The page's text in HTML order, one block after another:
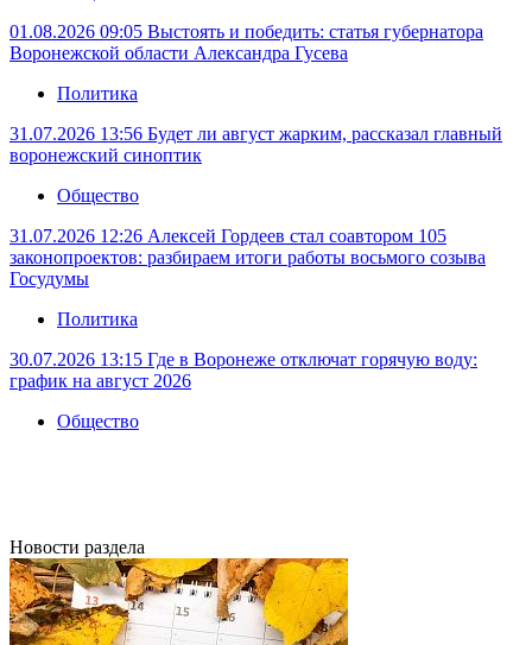
01.08.2026 09:05 Выстоять и победить: статья губернатора
Воронежской области Александра Гусева
Политика
31.07.2026 13:56 Будет ли август жарким, рассказал главный
воронежский синоптик
Общество
31.07.2026 12:26 Алексей Гордеев стал соавтором 105
законопроектов: разбираем итоги работы восьмого созыва
Госудумы
Политика
30.07.2026 13:15 Где в Воронеже отключат горячую воду:
график на август 2026
Общество
Новости раздела